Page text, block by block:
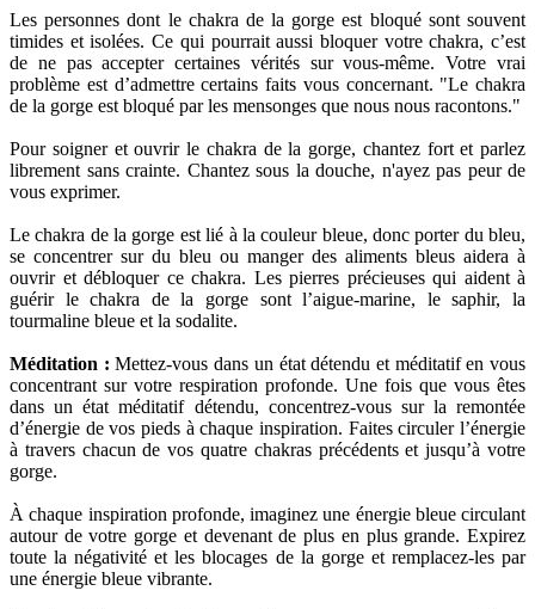
Les personnes dont le chakra de la gorge est bloqué sont souvent
timides et isolées. Ce qui pourrait aussi bloquer votre chakra, c’est
de ne pas accepter certaines vérités sur vous-même. Votre vrai
problème est d’admettre certains faits vous concernant. "Le chakra
de la gorge est bloqué par les mensonges que nous nous racontons."
Pour soigner et ouvrir le chakra de la gorge, chantez fort et parlez
librement sans crainte. Chantez sous la douche, n'ayez pas peur de
vous exprimer.
Le chakra de la gorge est lié à la couleur bleue, donc porter du bleu,
se concentrer sur du bleu ou manger des aliments bleus aidera à
ouvrir et débloquer ce chakra. Les pierres précieuses qui aident à
guérir le chakra de la gorge sont l’aigue-marine, le saphir, la
tourmaline bleue et la sodalite.
Méditation : Mettez-vous dans un état détendu et méditatif en vous
concentrant sur votre respiration profonde. Une fois que vous êtes
dans un état méditatif détendu, concentrez-vous sur la remontée
d’énergie de vos pieds à chaque inspiration. Faites circuler l’énergie
à travers chacun de vos quatre chakras précédents et jusqu’à votre
gorge.
À chaque inspiration profonde, imaginez une énergie bleue circulant
autour de votre gorge et devenant de plus en plus grande. Expirez
toute la négativité et les blocages de la gorge et remplacez-les par
une énergie bleue vibrante.